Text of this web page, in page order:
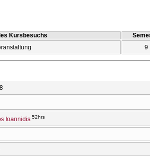
Kursbesuchs
9
Ioannidis 52hrs